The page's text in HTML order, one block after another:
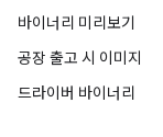
바이너리 미리보기
공장 출고 시 이미지
드라이버 바이너리